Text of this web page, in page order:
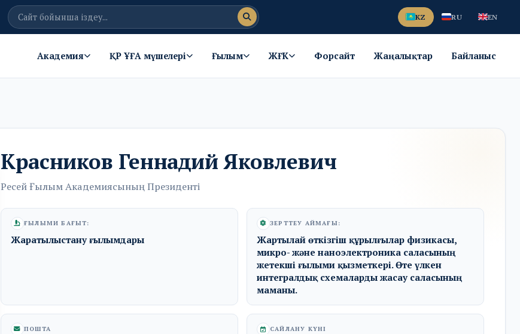
KZ RU EN
Академия ҚР ҰҒА мүшелері Ғылым ЖҒК Форсайт Жаңалықтар Байланыс
Красников Геннадий Яковлевич
Ресей Ғылым Академиясының Президенті
ҒЫЛЫМИ БАҒЫТ:
Жаратылыстану ғылымдары
ЗЕРТТЕУ АЙМАҒЫ:
Жартылай өткізгіш құрылғылар физикасы,
микро- және наноэлектроника саласының
жетекші ғылыми қызметкері. Өте үлкен
интегралдық схемаларды жасау саласының
маманы.
ПОШТА CАЙЛАНУ КҮНІ